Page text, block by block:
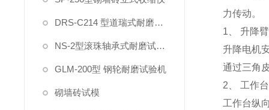
DRS-C214 型道瑞式耐磨试验机
NS-2型滚珠轴承式耐磨试验机
GLM-200型 钢轮耐磨试验机
砌墙砖试模
力传动。
1 、 升降臂
升降电机
通过三角
2 、 工作
工作台纵